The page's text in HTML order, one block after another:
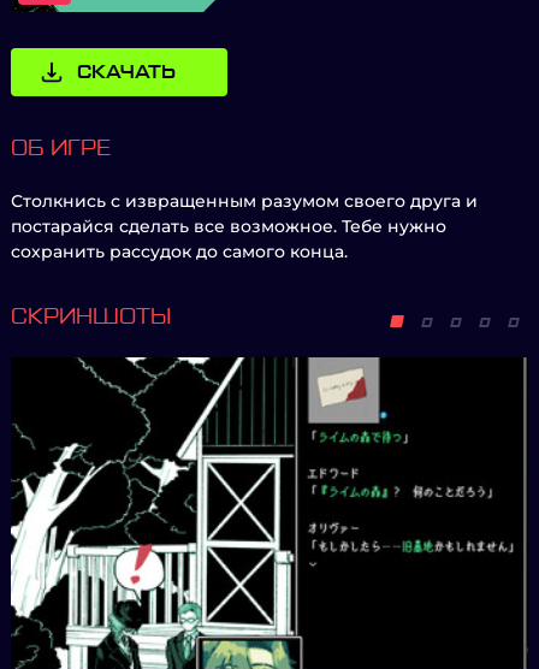
СКАЧАТЬ
ОБ ИГРЕ
Столкнись с извращенным разумом своего друга и
постарайся сделать все возможное. Тебе нужно
сохранить рассудок до самого конца.
СКРИНШОТЫ